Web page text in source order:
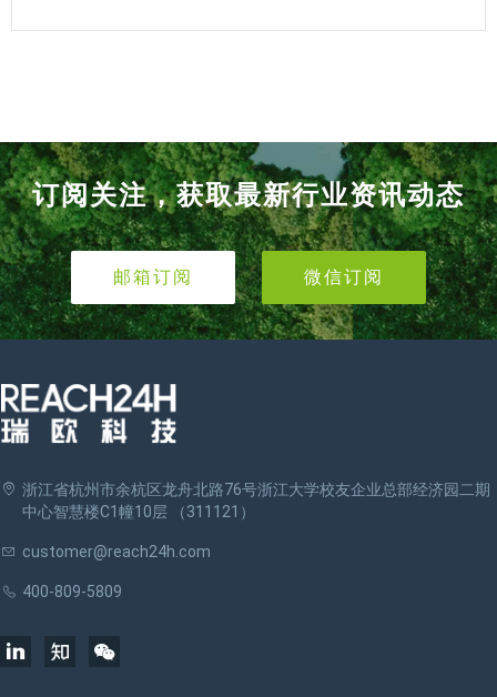
订阅关注，获取最新行业资讯动态
邮箱订阅 微信订阅
浙江省杭州市余杭区龙舟北路76号浙江大学校友企业总部经济园二期
中心智慧楼C1幢10层 （311121）
customer@reach24h.com
400-809-5809